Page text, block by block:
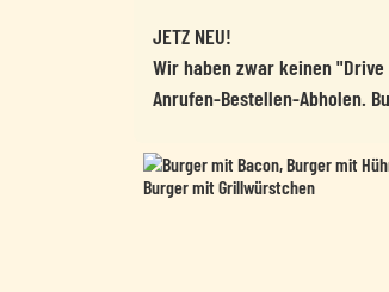
JETZ NEU!
Wir haben zwar keinen
Anrufen-Bestellen-Abholen.